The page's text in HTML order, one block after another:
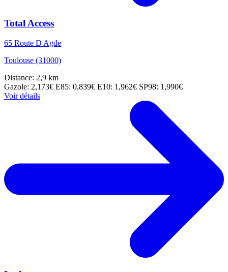
Total Access
65 Route D Agde
Toulouse (31000)
Distance: 2,9 km
Gazole: 2,173€ E85: 0,839€ E10: 1,962€ SP98: 1,990€
Voir détails